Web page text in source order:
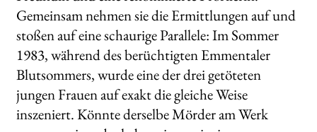
Gemeinsam nehmen sie die Ermittlungen auf und
stoßen auf eine schaurige Parallele: Im Sommer
1983, während des berüchtigten Emmentaler
Blutsommers, wurde eine der drei getöteten
jungen Frauen auf exakt die gleiche Weise
inszeniert. Könnte derselbe Mörder am Werk